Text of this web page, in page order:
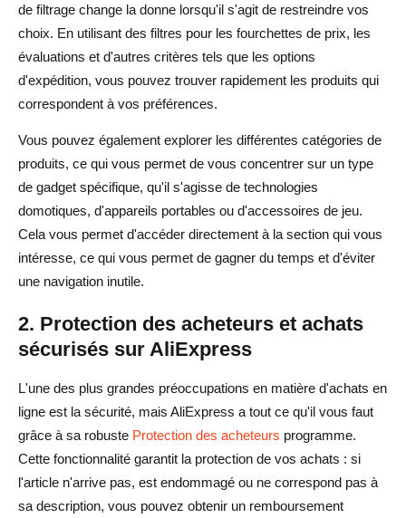
de filtrage change la donne lorsqu'il s'agit de restreindre vos
choix. En utilisant des filtres pour les fourchettes de prix, les
évaluations et d'autres critères tels que les options
d'expédition, vous pouvez trouver rapidement les produits qui
correspondent à vos préférences.
Vous pouvez également explorer les différentes catégories de
produits, ce qui vous permet de vous concentrer sur un type
de gadget spécifique, qu'il s'agisse de technologies
domotiques, d'appareils portables ou d'accessoires de jeu.
Cela vous permet d'accéder directement à la section qui vous
intéresse, ce qui vous permet de gagner du temps et d'éviter
une navigation inutile.
2. Protection des acheteurs et achats
sécurisés sur AliExpress
L'une des plus grandes préoccupations en matière d'achats en
ligne est la sécurité, mais AliExpress a tout ce qu'il vous faut
grâce à sa robuste Protection des acheteurs programme.
Cette fonctionnalité garantit la protection de vos achats : si
l'article n'arrive pas, est endommagé ou ne correspond pas à
sa description, vous pouvez obtenir un remboursement